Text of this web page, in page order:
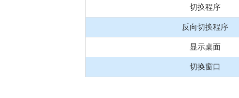
切换程序
反向切换程序
显示桌面
切换窗口